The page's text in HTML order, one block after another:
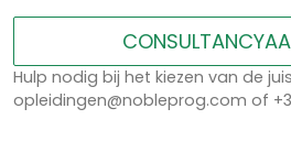
Hulp nodig bij het kiezen van de
opleidingen@nobleprog.com of